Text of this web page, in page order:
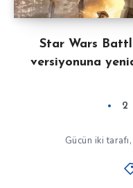
Star Wars
versiyonuna
2
Gücün iki